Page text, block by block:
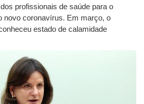
profissionais de saúde para o
novo coronavírus. Em março, o
estado de calamidade